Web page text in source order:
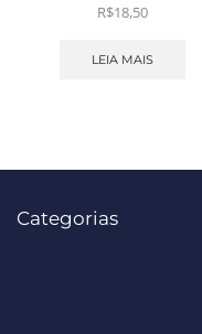
R$18,50
LEIA MAIS
Categorias